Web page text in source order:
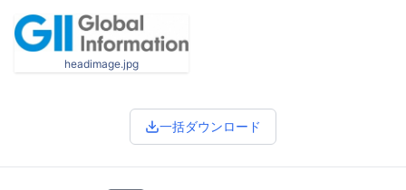
headimage.jpg
一括ダウンロード